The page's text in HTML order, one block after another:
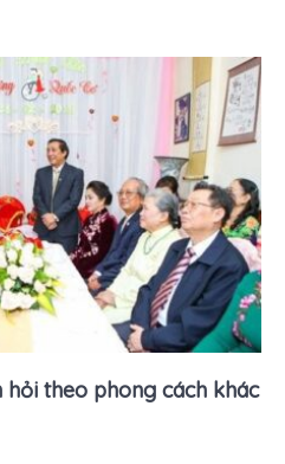
theo phong cách khác